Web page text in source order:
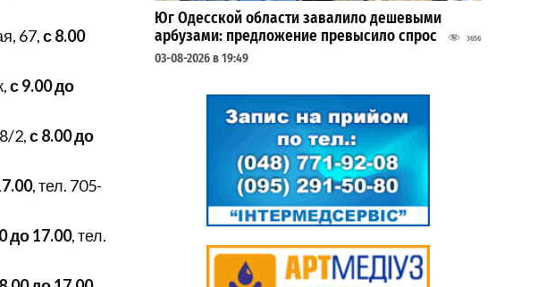
67,с 8.00
с 9.00 до
2,с 8.00 до
, тел. 705-
до 17.00, тел.
Юг Одесской области завалило дешевыми
арбузами: предложение превысило спрос
3656
03-08-2026 в 19:49